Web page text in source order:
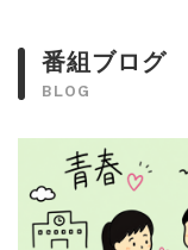
番組ブログ
BLOG